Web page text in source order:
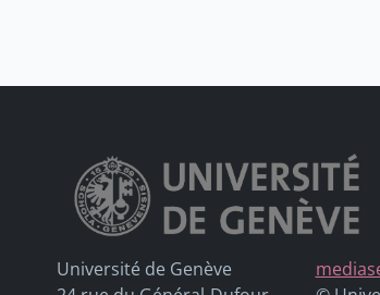
Université de Genève